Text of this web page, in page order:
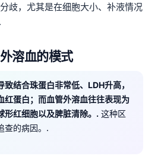
歧，尤其是在细胞大小、补液情况
溶血的模式
致结合珠蛋白非常低、LDH升高，
红蛋白；而血管外溶血往往表现为
形红细胞以及脾脏清除。. 这种区
查的病因。.